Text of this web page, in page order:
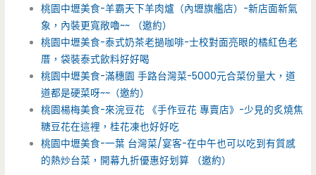
桃園中壢美食-羊霸天下羊肉爐（內壢旗艦店）-新店面新氣
象，內裝更寬敞嚕~~ （邀約）
桃園中壢美食-泰式奶茶老撾咖啡-士校對面亮眼的橘紅色老
厝，袋裝泰式飲料好好喝
桃園中壢美食-滿穗園 手路台灣菜-5000元合菜份量大，道
道都是硬菜呀~~（邀約）
桃園楊梅美食-來浣豆花 《手作豆花 專賣店》-少見的炙燒焦
糖豆花在這裡，桂花凍也好好吃
桃園中壢美食-一葉 台灣菜/宴客-在中午也可以吃到有質感
的熱炒台菜，開幕九折優惠好划算 （邀約）